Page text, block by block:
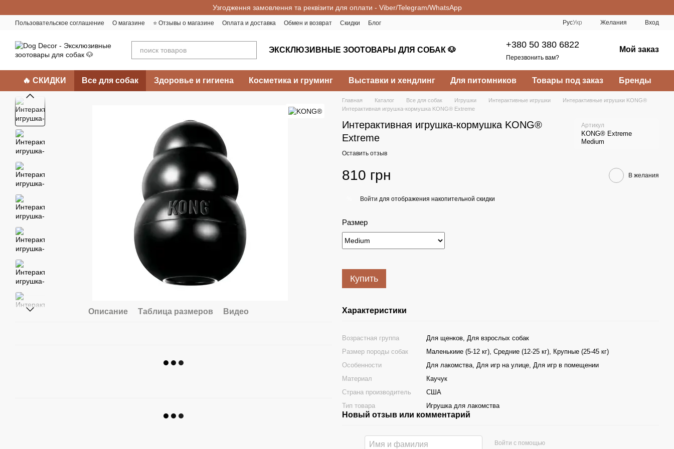
Узгодження замовлення та реквізити для оплати - Viber/Telegram/WhatsApp
Пользовательское соглашение О магазине ⭐️ Отзывы о магазине Оплата и доставка Обмен и возврат Скидки Блог РусУкр Желания Вход
ЭКСКЛЮЗИВНЫЕ ЗООТОВАРЫ ДЛЯ СОБАК 🐶
+380 50 380 6822
Перезвонить вам?
Мой заказ
🔥 СКИДКИ Все для собак Здоровье и гигиена Косметика и груминг Выставки и хендлинг Для питомников Товары под заказ Бренды
Описание Таблица размеров Видео
Главная Каталог Все для собак Игрушки Интерактивные игрушки
Интерактивные игрушки KONG®
Интерактивная игрушка-кормушка KONG® Extreme
Интерактивная игрушка-кормушка KONG®
Extreme
Артикул
KONG® Extreme
Medium
Оставить отзыв
810 грн В желания
Войти для отображения накопительной скидки
Размер
Купить
Характеристики
Возрастная группа
Для щенков, Для взрослых собак
Размер породы собак
Маленькиие (5-12 кг), Средние (12-25 кг), Крупные (25-45 кг)
Особенности
Для лакомства, Для игр на улице, Для игр в помещении
Материал
Каучук
Страна производитель
США
Тип товара
Игрушка для лакомства
Новый отзыв или комментарий
Войти с помощью